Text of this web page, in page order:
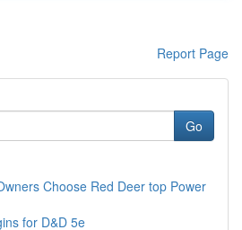
Report Page
Go
Choose Red Deer top Power
for D&D 5e